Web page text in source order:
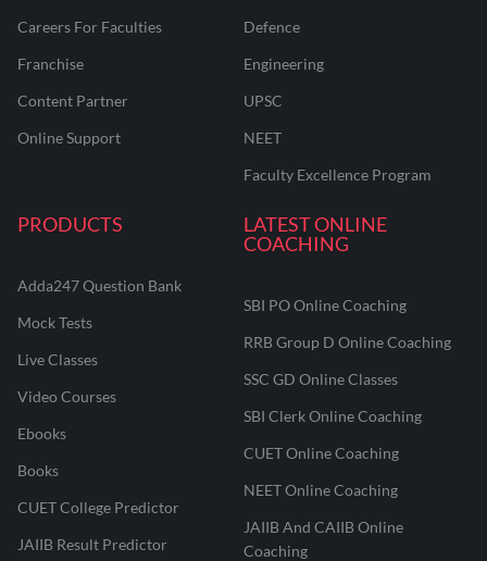
Careers For Faculties
Franchise
Content Partner
Online Support
Defence
Engineering
UPSC
NEET
Faculty Excellence Program
PRODUCTS
Adda247 Question Bank
Mock Tests
Live Classes
Video Courses
Ebooks
Books
CUET College Predictor
JAIIB Result Predictor
LATEST ONLINE
COACHING
SBI PO Online Coaching
RRB Group D Online Coaching
SSC GD Online Classes
SBI Clerk Online Coaching
CUET Online Coaching
NEET Online Coaching
JAIIB And CAIIB Online
Coaching